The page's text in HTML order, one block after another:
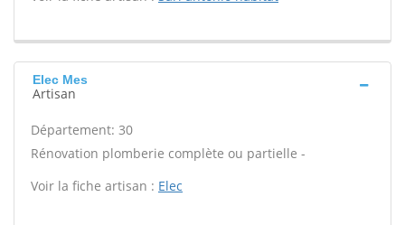
Elec Mes
Artisan
Département: 30
Rénovation plomberie complète ou partielle -
Voir la fiche artisan : Elec